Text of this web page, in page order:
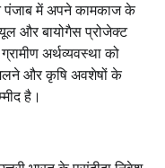
ने पंजाब में अपने कामकाज के
और बायोगैस प्रोजेक्ट
अर्थव्यवस्था को
और कृषि अवशेषों के
है।